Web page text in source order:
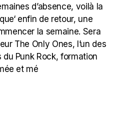
d’absence, voilà la
enfin de retour, une
la semaine. Sera
The Only Ones, l’un des
Punk Rock, formation
et mé